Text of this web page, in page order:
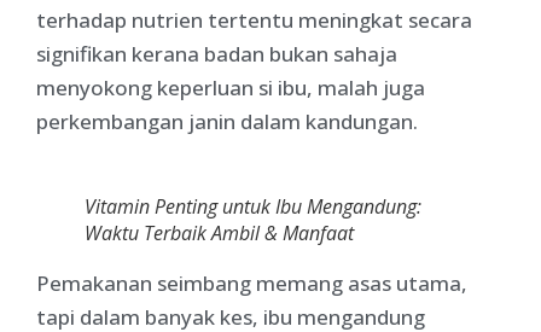
terhadap nutrien tertentu meningkat secara
signifikan kerana badan bukan sahaja
menyokong keperluan si ibu, malah juga
perkembangan janin dalam kandungan.
Vitamin Penting untuk Ibu Mengandung:
Waktu Terbaik Ambil & Manfaat
Pemakanan seimbang memang asas utama,
tapi dalam banyak kes, ibu mengandung